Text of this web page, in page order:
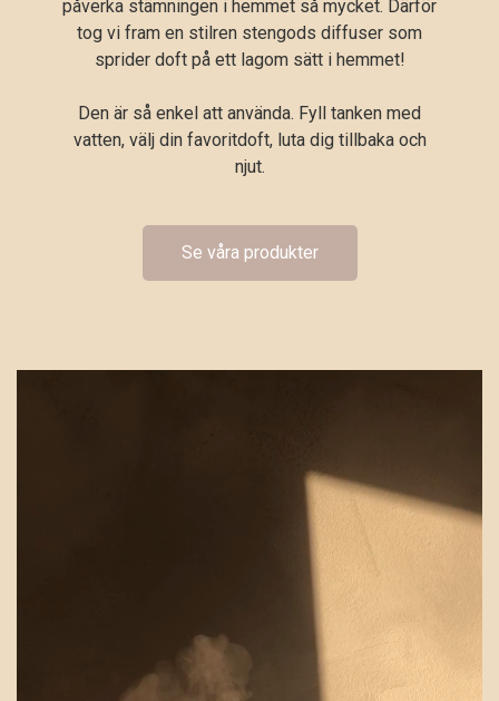
påverka stämningen i hemmet så mycket. Därför
tog vi fram en stilren stengods diffuser som
sprider doft på ett lagom sätt i hemmet!
Den är så enkel att använda. Fyll tanken med
vatten, välj din favoritdoft, luta dig tillbaka och
njut.
Se våra produkter